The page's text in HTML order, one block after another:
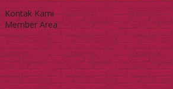
Kontak Kami
Member Area